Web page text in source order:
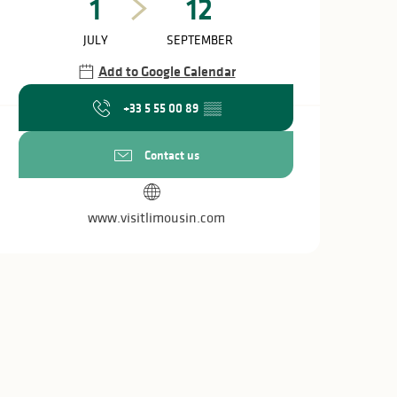
1
JULY
12
SEPTEMBER
Add to Google Calendar
+33 5 55 00 89 ▒▒
Contact us
www.visitlimousin.com